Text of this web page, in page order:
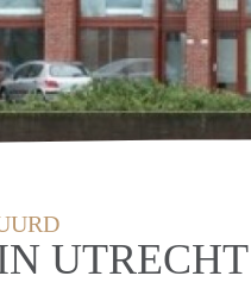
UTRECHT